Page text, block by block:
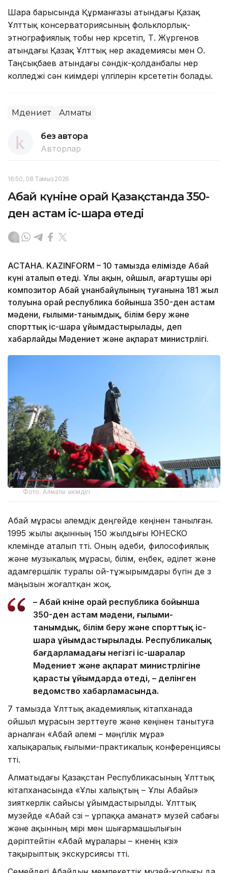
Шара барысында Құрманғазы атындағы Қазақ
Ұлттық консерваториясының фольклорлық-
этнографиялық тобы өнер көрсетіп, Т. Жүргенов
атындағы Қазақ Ұлттық өнер академиясы мен О.
Таңсықбаев атындағы сәндік-қолданбалы өнер
колледжі сән киімдері үлгілерін көрсететін болады.
Мәдениет Алматы
без автора
Авторлар
16:50, 08 Тамыз 2026
Абай күніне орай Қазақстанда 350-
ден астам іс-шара өтеді
АСТАНА. KAZINFORM – 10 тамызда елімізде Абай
күні аталып өтеді. Ұлы ақын, ойшыл, ағартушы әрі
композитор Абай Құнанбайұлының туғанына 181 жыл
толуына орай республика бойынша 350-ден астам
мәдени, ғылыми-танымдық, білім беру және
спорттық іс-шара ұйымдастырылады, деп
хабарлайды Мәдениет және ақпарат министрлігі.
Фото: Алматы әкімдігі
Абай мұрасы әлемдік деңгейде кеңінен танылған.
1995 жылы ақынның 150 жылдығы ЮНЕСКО
көлемінде аталып өтті. Оның әдеби, философиялық
және музыкалық мұрасы, білім, еңбек, әділет және
адамгершілік туралы ой-тұжырымдары бүгін де өз
маңызын жоғалтқан жоқ.
– Абай күніне орай республика бойынша
350-ден астам мәдени, ғылыми-
танымдық, білім беру және спорттық іс-
шара ұйымдастырылады. Республикалық
бағдарламадағы негізгі іс-шаралар
Мәдениет және ақпарат министрлігіне
қарасты ұйымдарда өтеді, – делінген
ведомство хабарламасында.
7 тамызда Ұлттық академиялық кітапханада
ойшыл мұрасын зерттеуге және кеңінен танытуға
арналған «Абай әлемі – мәңгілік мұра»
халықаралық ғылыми-практикалық конференциясы
өтті.
Алматыдағы Қазақстан Республикасының Ұлттық
кітапханасында «Ұлы халықтың – Ұлы Абайы»
зияткерлік сайысы ұйымдастырылды. Ұлттық
музейде «Абай сөзі – ұрпаққа аманат» музей сабағы
және ақынның өмірі мен шығармашылығын
дәріптейтін «Абай мұралары – көненің көзі»
тақырыптық экскурсиясы өтті.